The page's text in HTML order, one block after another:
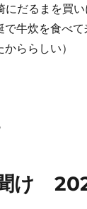
だるまを買い
牛炊を食べて
ららしい）
多摩川線で
聞け